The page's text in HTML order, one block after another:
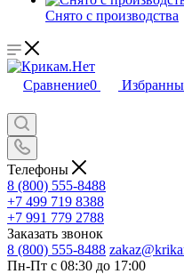
Снято с производства
Сравнение0
Телефоны
8 (800) 555-8488
+7 499 719 8388
+7 991 779 2788
Заказать звонок
8 (800) 555-8488
Пн-Пт с 08:30 до 17:00